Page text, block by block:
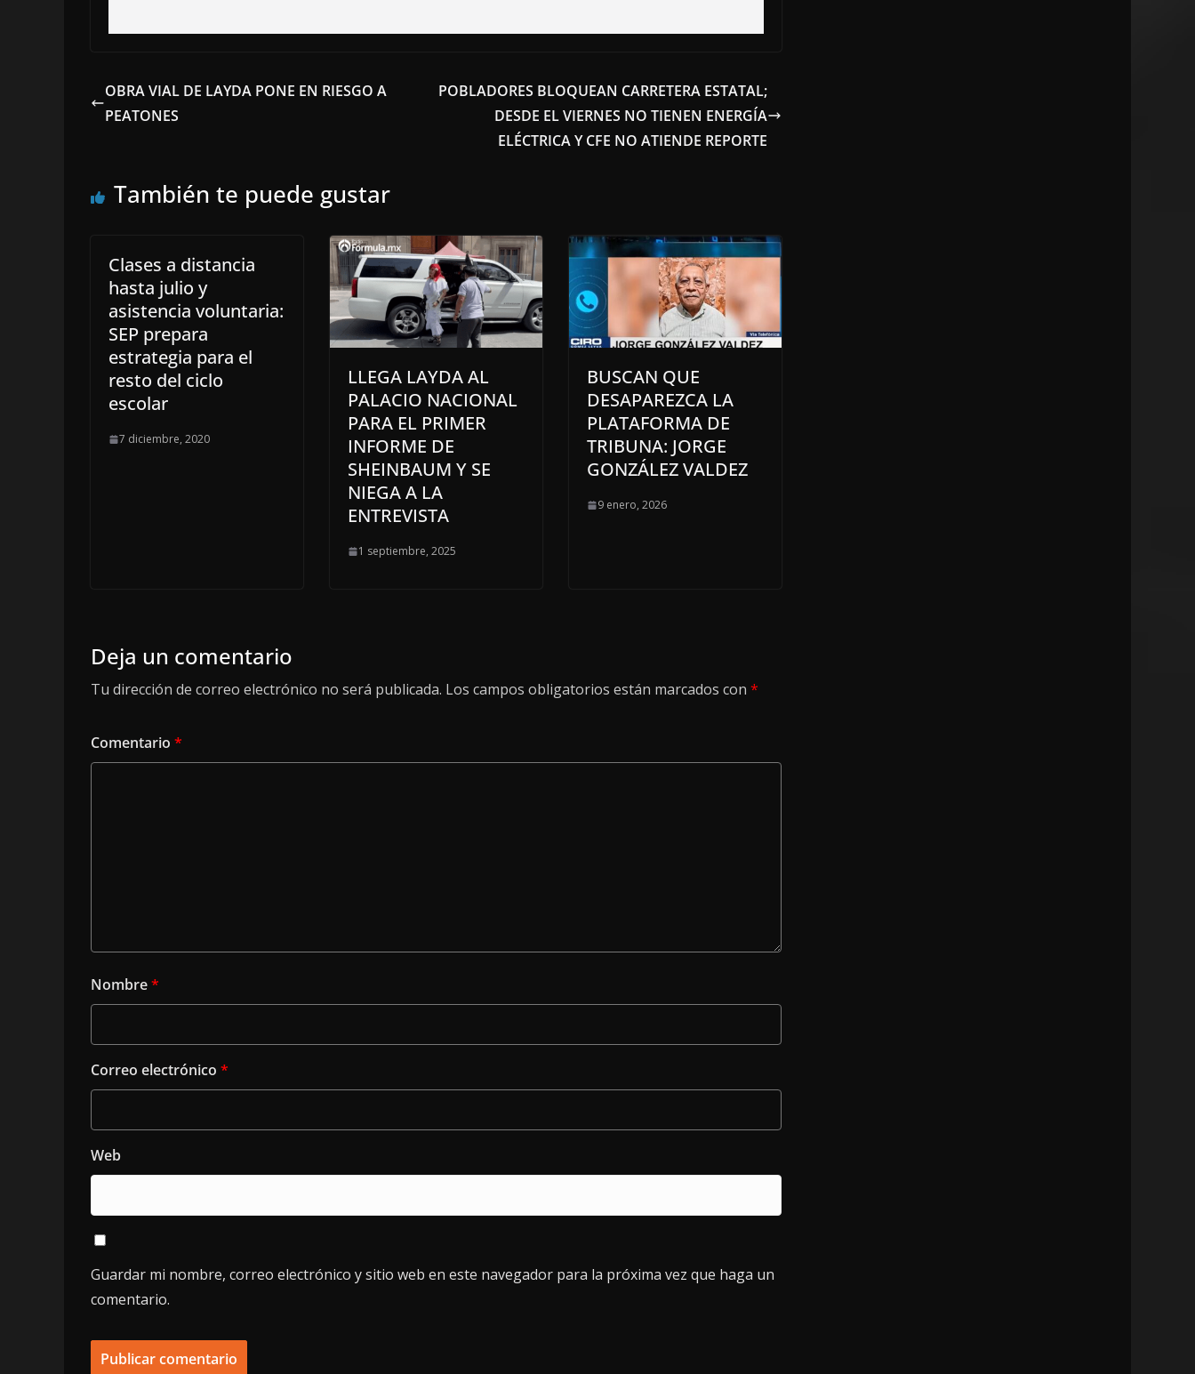
OBRA VIAL DE LAYDA PONE EN RIESGO A
PEATONES
POBLADORES BLOQUEAN CARRETERA ESTATAL;
DESDE EL VIERNES NO TIENEN ENERGÍA
ELÉCTRICA Y CFE NO ATIENDE REPORTE
También te puede gustar
Clases a distancia
hasta julio y
asistencia voluntaria:
SEP prepara
estrategia para el
resto del ciclo
escolar
7 diciembre, 2020
LLEGA LAYDA AL
PALACIO NACIONAL
PARA EL PRIMER
INFORME DE
SHEINBAUM Y SE
NIEGA A LA
ENTREVISTA
1 septiembre, 2025
BUSCAN QUE
DESAPAREZCA LA
PLATAFORMA DE
TRIBUNA: JORGE
GONZÁLEZ VALDEZ
9 enero, 2026
Deja un comentario
Tu dirección de correo electrónico no será publicada. Los campos obligatorios están marcados con *
Comentario *
Nombre*
Correo electrónico *
Web
Guardar mi nombre, correo electrónico y sitio web en este navegador para la próxima vez que haga un
comentario.